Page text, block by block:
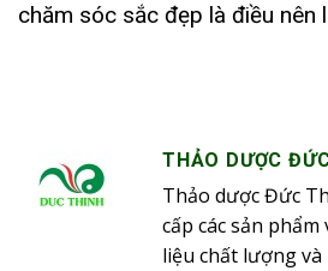
chăm sóc sắc đẹp là điều nên
THẢO DƯỢC
Thảo dược Đức
cấp các sản
liệu chất lượng và